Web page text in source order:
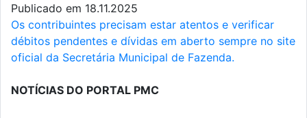
Publicado em 18.11.2025
Os contribuintes precisam estar atentos e verificar
débitos pendentes e dívidas em aberto sempre no site
oficial da Secretária Municipal de Fazenda.
NOTÍCIAS DO PORTAL PMC